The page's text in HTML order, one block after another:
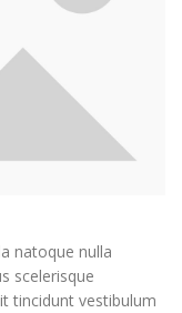
natoque nulla
scelerisque
tincidunt vestibulum